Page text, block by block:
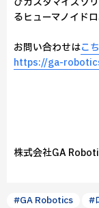
るヒューマノイド
お問い合わせはこ
https://ga-
株式会社GA
#GA Robotics #